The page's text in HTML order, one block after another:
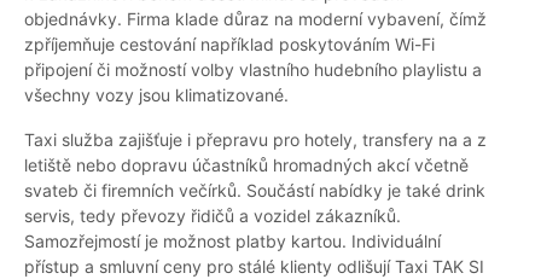
objednávky. Firma klade důraz na moderní vybavení, čímž
zpříjemňuje cestování například poskytováním Wi-Fi
připojení či možností volby vlastního hudebního playlistu a
všechny vozy jsou klimatizované.
Taxi služba zajišťuje i přepravu pro hotely, transfery na a z
letiště nebo dopravu účastníků hromadných akcí včetně
svateb či firemních večírků. Součástí nabídky je také drink
servis, tedy převozy řidičů a vozidel zákazníků.
Samozřejmostí je možnost platby kartou. Individuální
přístup a smluvní ceny pro stálé klienty odlišují Taxi TAK SI